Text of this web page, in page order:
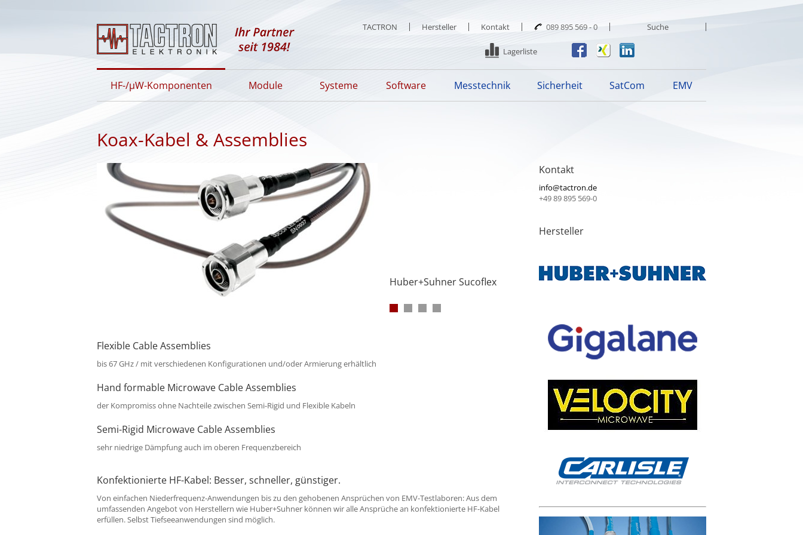
089 895 569 - 0
Kontakt
Hersteller
TACTRON
Lagerliste
HF-/µW-Komponenten Module Systeme Software Messtechnik Sicherheit SatCom EMV
Kontakt
info@tactron.de
+49 89 895 569-0
Hersteller
Koax-Kabel & Assemblies
Huber+Suhner Sucoflex
Flexible Cable Assemblies
bis 67 GHz / mit verschiedenen Konfigurationen und/oder Armierung erhältlich
Hand formable Microwave Cable Assemblies
der Kompromiss ohne Nachteile zwischen Semi-Rigid und Flexible Kabeln
Semi-Rigid Microwave Cable Assemblies
sehr niedrige Dämpfung auch im oberen Frequenzbereich
Konfektionierte HF-Kabel: Besser, schneller, günstiger.
Von einfachen Niederfrequenz-Anwendungen bis zu den gehobenen Ansprüchen von EMV-Testlaboren: Aus dem
umfassenden Angebot von Herstellern wie Huber+Suhner können wir alle Ansprüche an konfektionierte HF-Kabel
erfüllen. Selbst Tiefseeanwendungen sind möglich.